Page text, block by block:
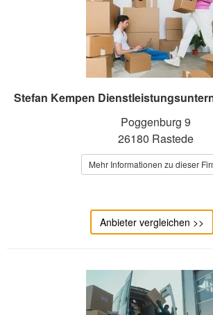
Stefan Kempen
Poggenburg 9
26180 Rastede
Mehr Informationen zu dieser
Anbieter vergleichen >>